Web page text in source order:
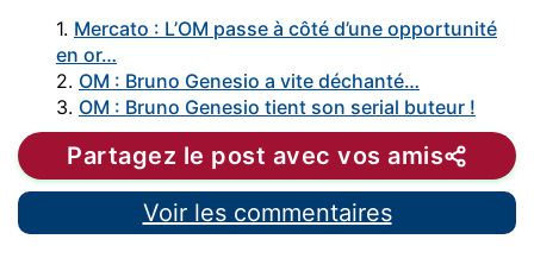
1. Mercato : L’OM passe à côté d’une opportunité
en or…
2. OM : Bruno Genesio a vite déchanté…
3. OM : Bruno Genesio tient son serial buteur !
Partagez le post avec vos amis
Voir les commentaires